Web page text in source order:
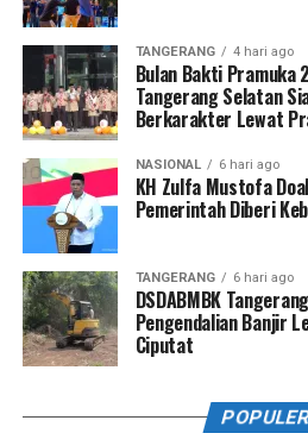
TANGERANG 4 hari ago
Bulan Bakti Pramuka
Tangerang Selatan
Berkarakter Lewat
NASIONAL 6 hari ago
KH Zulfa Mustofa
Pemerintah Diberi
TANGERANG 6 hari ago
DSDABMBK
Pengendalian Banjir
Ciputat